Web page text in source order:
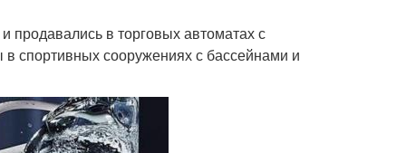
в торговых автоматах с
спортивных сооружениях с бассейнами и